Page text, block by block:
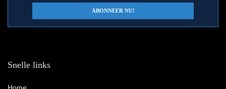
Snelle links